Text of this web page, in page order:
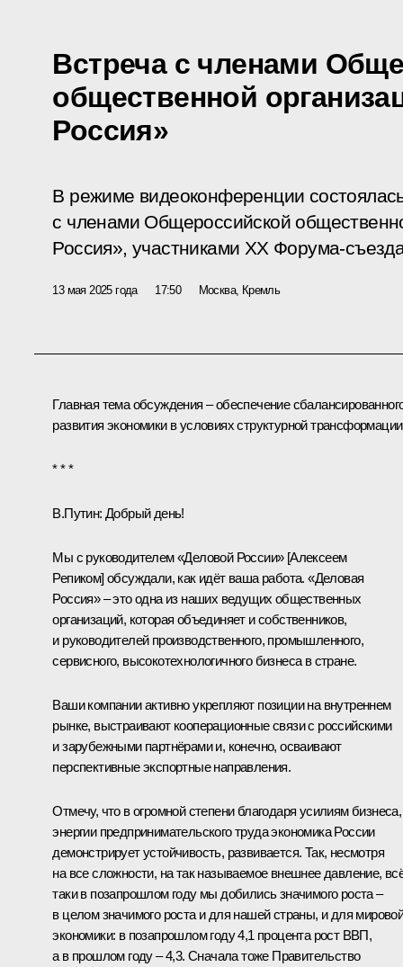
Встреча с членами
общественной
Россия»
В режиме видеоконференции
с членами Общероссийской
Россия», участниками XX Форума-
13 мая 2025 года 17:50 Москва, Кремль
Главная тема обсуждения – обеспечение
развития экономики в условиях структурной
* * *
В.Путин: Добрый день!
Мы с руководителем «Деловой России» [Алексеем
Репиком] обсуждали, как идёт ваша работа. «Деловая
Россия» – это одна из наших ведущих общественных
организаций, которая объединяет и собственников,
и руководителей производственного, промышленного,
сервисного, высокотехнологичного бизнеса в стране.
Ваши компании активно укрепляют позиции на внутреннем
рынке, выстраивают кооперационные связи с российскими
и зарубежными партнёрами и, конечно, осваивают
перспективные экспортные направления.
Отмечу, что в огромной степени благодаря усилиям бизнеса,
энергии предпринимательского труда экономика России
демонстрирует устойчивость, развивается. Так, несмотря
на все сложности, на так называемое внешнее давление,
таки в позапрошлом году мы добились значимого роста –
в целом значимого роста и для нашей страны, и для
экономики: в позапрошлом году 4,1 процента рост ВВП,
а в прошлом году – 4,3. Сначала тоже Правительство